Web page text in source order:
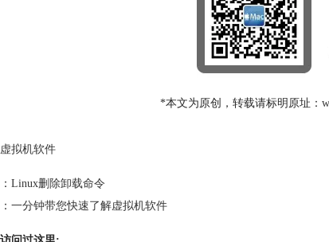
*本文为原创，转载请标明原址：
虚拟机软件
Linux删除卸载命令
一分钟带您快速了解虚拟机软件